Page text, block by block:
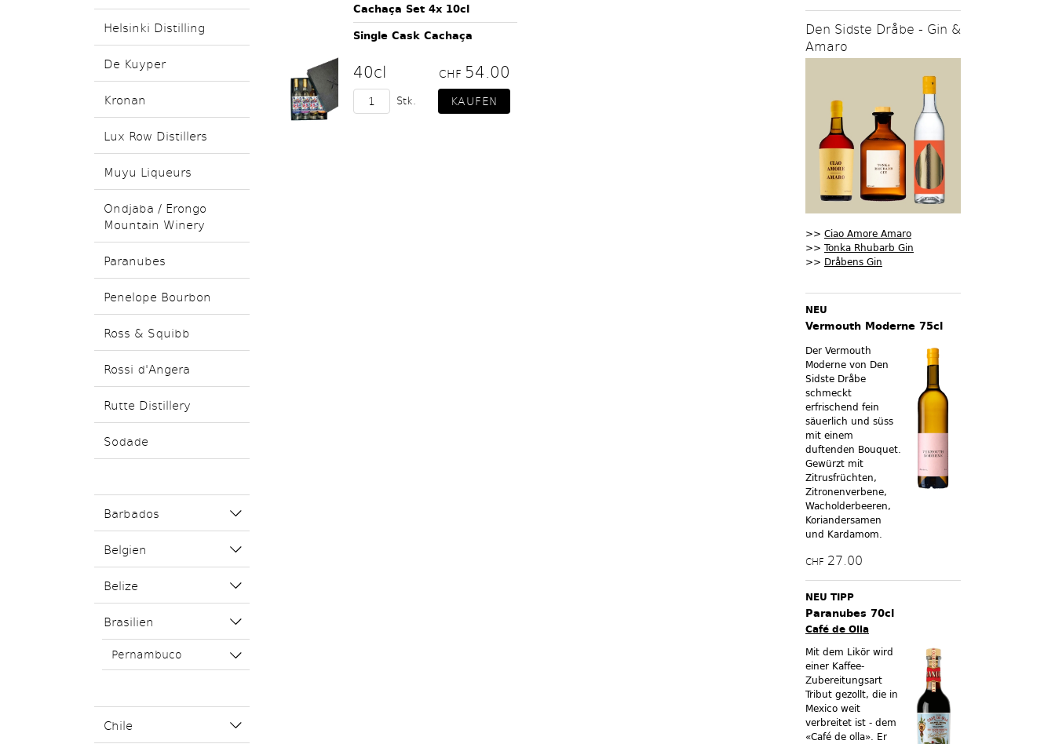
Helsinki Distilling
De Kuyper
Kronan
Lux Row Distillers
Muyu Liqueurs
Ondjaba / Erongo
Mountain Winery
Paranubes
Penelope Bourbon
Ross & Squibb
Rossi d'Angera
Rutte Distillery
Sodade
Barbados
Belgien
Belize
Brasilien
Pernambuco
Chile
Cachaça Set 4x 10cl
Single Cask Cachaça
40cl CHF 54.00
Stk.
Den Sidste Dråbe - Gin &
Amaro
>> Ciao Amore Amaro
>> Tonka Rhubarb Gin
>> Dråbens Gin
NEU
Vermouth Moderne 75cl
Der Vermouth
Moderne von Den
Sidste Dråbe
schmeckt
erfrischend fein
säuerlich und süss
mit einem
duftenden Bouquet.
Gewürzt mit
Zitrusfrüchten,
Zitronenverbene,
Wacholderbeeren,
Koriandersamen
und Kardamom.
CHF 27.00
NEU TIPP
Paranubes 70cl
Café de Olla
Mit dem Likör wird
einer Kaffee-
Zubereitungsart
Tribut gezollt, die in
Mexico weit
verbreitet ist - dem
«Café de olla». Er